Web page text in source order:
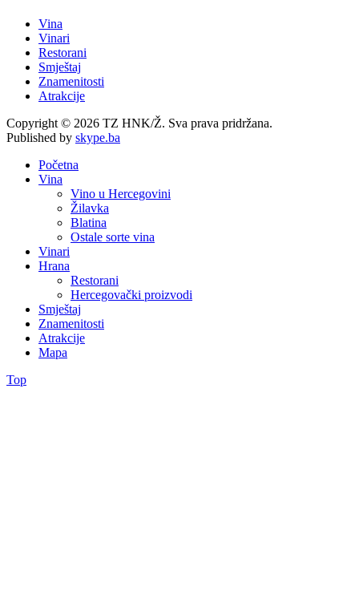
Vina
Vinari
Restorani
Smještaj
Znamenitosti
Atrakcije
Copyright © 2026 TZ HNK/Ž. Sva prava pridržana.
Published by skype.ba
Početna
Vina
Vino u Hercegovini
Žilavka
Blatina
Ostale sorte vina
Vinari
Hrana
Restorani
Hercegovački proizvodi
Smještaj
Znamenitosti
Atrakcije
Mapa
Top